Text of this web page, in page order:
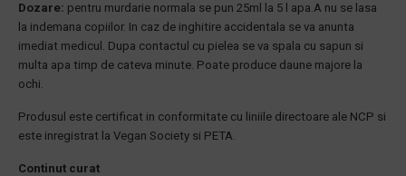
Dozare: pentru murdarie normala se pun 25ml la 5 l apa.A nu se lasa
la indemana copiilor. In caz de inghitire accidentala se va anunta
imediat medicul. Dupa contactul cu pielea se va spala cu sapun si
multa apa timp de cateva minute. Poate produce daune majore la
ochi.
Produsul este certificat in conformitate cu liniile directoare ale NCP si
este inregistrat la Vegan Society si PETA.
Continut curat